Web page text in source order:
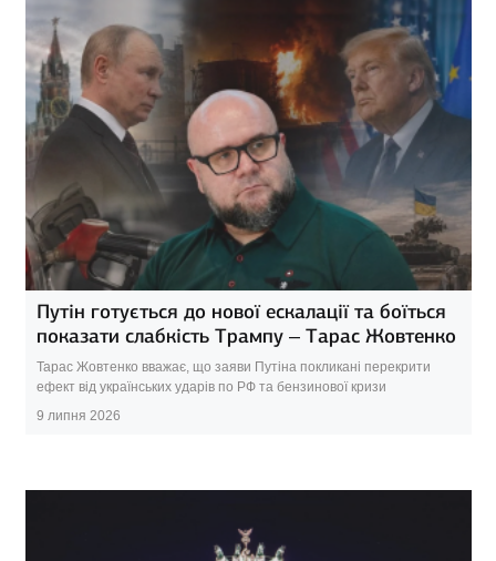
Путін готується до нової ескалації та боїться
показати слабкість Трампу – Тарас Жовтенко
Тарас Жовтенко вважає, що заяви Путіна покликані перекрити
ефект від українських ударів по РФ та бензинової кризи
9 липня 2026